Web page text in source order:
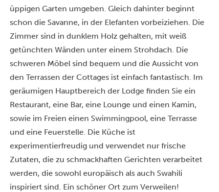
üppigen Garten umgeben. Gleich dahinter beginnt
schon die Savanne, in der Elefanten vorbeiziehen. Die
Zimmer sind in dunklem Holz gehalten, mit weiß
getünchten Wänden unter einem Strohdach. Die
schweren Möbel sind bequem und die Aussicht von
den Terrassen der Cottages ist einfach fantastisch. Im
geräumigen Hauptbereich der Lodge finden Sie ein
Restaurant, eine Bar, eine Lounge und einen Kamin,
sowie im Freien einen Swimmingpool, eine Terrasse
und eine Feuerstelle. Die Küche ist
experimentierfreudig und verwendet nur frische
Zutaten, die zu schmackhaften Gerichten verarbeitet
werden, die sowohl europäisch als auch Swahili
inspiriert sind. Ein schöner Ort zum Verweilen!